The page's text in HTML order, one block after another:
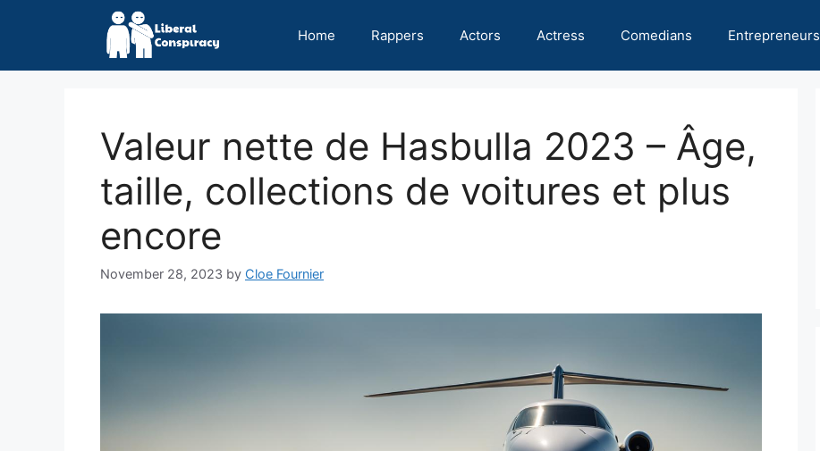
Home Rappers Actors Actress Comedians Entrepreneurs
Valeur nette de Hasbulla 2023 – Âge,
taille, collections de voitures et plus
encore
November 28, 2023 by Cloe Fournier